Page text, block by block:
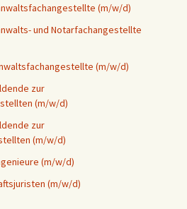
(m/w/d)
und Notarfachangestellte
(m/w/d)
zur
(m/w/d)
zur
(m/w/d)
(m/w/d)
(m/w/d)